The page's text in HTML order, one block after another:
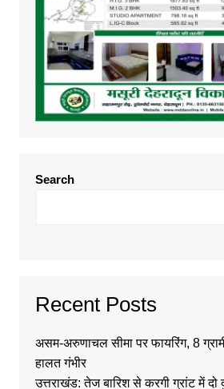
Search
Recent Posts
असम-अरुणाचल सीमा पर फायरिंग, 8
हालत गंभीर
उत्तराखंड: तेज बारिश से करगी ग्रांट में